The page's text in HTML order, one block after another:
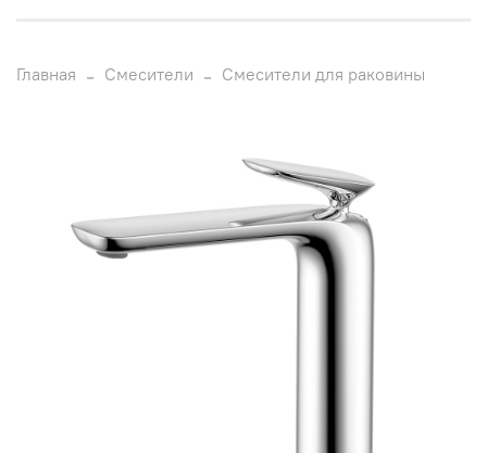
Главная Смесители Смесители для раковины